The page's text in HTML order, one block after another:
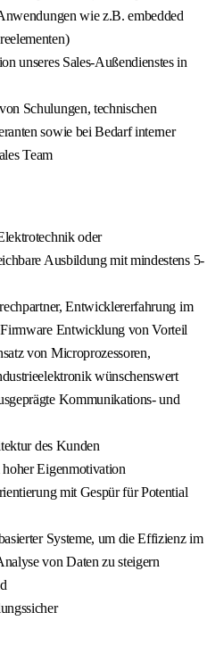
wie z.B. embedded
unseres Sales-Außendienstes in
Schulungen, technischen
sowie bei Bedarf interner
Team
oder
Ausbildung mit mindestens 5-
Entwicklererfahrung im
Entwicklung von Vorteil
von Microprozessoren,
wünschenswert
Kommunikations- und
des Kunden
Eigenmotivation
mit Gespür für Potential
Systeme, um die Effizienz im
von Daten zu steigern